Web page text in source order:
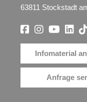
63811 Stockstadt
Infomaterial
Anfrage